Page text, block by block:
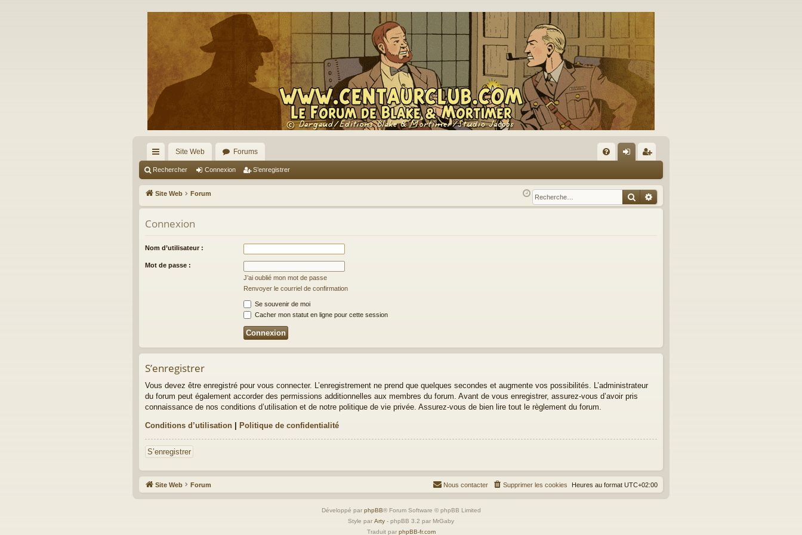
cc
ès
ra
pi
Site Web Forums
Q ne
xi
nr
eg
Rechercher Connexion S’enregistrer
Site Web Forum Rechercher
Recherche avancée
Connexion
Nom d’utilisateur :
Mot de passe :
J’ai oublié mon mot de passe
Renvoyer le courriel de confirmation
Se souvenir de moi
Cacher mon statut en ligne pour cette session
S’enregistrer
Vous devez être enregistré pour vous connecter. L’enregistrement ne prend que quelques secondes et augmente vos possibilités. L’administrateur
du forum peut également accorder des permissions additionnelles aux membres du forum. Avant de vous enregistrer, assurez-vous d’avoir pris
connaissance de nos conditions d’utilisation et de notre politique de vie privée. Assurez-vous de bien lire tout le règlement du forum.
Conditions d’utilisation | Politique de confidentialité
S’enregistrer
Site Web Forum Heures au format UTC+02:00
Supprimer les cookies
Nous contacter
Développé par phpBB® Forum Software © phpBB Limited
Style par Arty - phpBB 3.2 par MrGaby
Traduit par phpBB-fr.com